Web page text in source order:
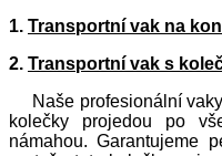
1. Transportní vak na
2. Transportní vak s
Naše profesionální vaky
kolečky projedou po
námahou. Garantujeme